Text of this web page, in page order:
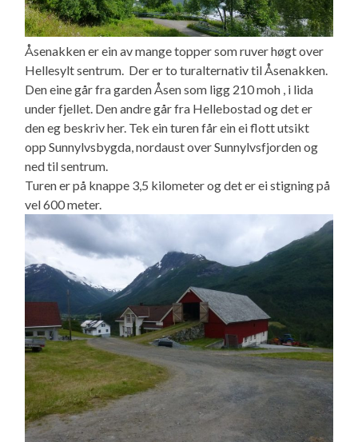
Åsenakken er ein av mange topper som ruver høgt over
Hellesylt sentrum. Der er to turalternativ til Åsenakken.
Den eine går fra garden Åsen som ligg 210 moh , i lida
under fjellet. Den andre går fra Hellebostad og det er
den eg beskriv her. Tek ein turen får ein ei flott utsikt
opp Sunnylvsbygda, nordaust over Sunnylvsfjorden og
ned til sentrum.
Turen er på knappe 3,5 kilometer og det er ei stigning på
vel 600 meter.